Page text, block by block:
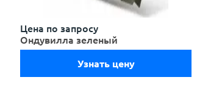
Цена по запросу
Ондувилла зеленый
Узнать цену